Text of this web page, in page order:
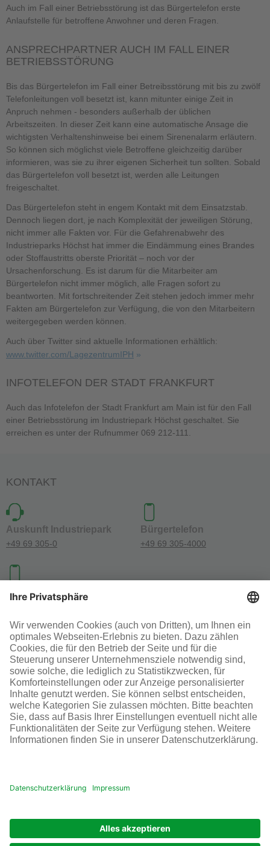
Auch im Fall einer Betriebsstörung ist das Bürgertelefon erste
Anlaufstelle für betroffene Anwohner und deren Fragen.
ANSPRECHPARTNER AUCH IM FALL EINER
BETRIEBSSTÖRUNG
Bis das Bürgertelefon im Fall einer Betreibsstörung mit bis zu zwölf
Telefonleitungen voll besetzt ist, kann mitunter einige Zeit in
Anpruch nehmen - besonders außerhalb der üblichen
Arbeitszeiten. In dieser Zeit kann eine automatische Ansage die
wichtigsten Verhaltenshinweise bei einem Sirenenalarm erläutern.
So können sich möglichst viele Betroffene gleichzeitig darüber
informieren, was sie zu ihrer eigenen Sicherheit tun sollten. Sobald
das Bürgertelefon voll besetzt ist, werden alle Leitungen
freigeschaltet.
Das Bürgertelefon steht in engem Kontakt mit dem Einsatzstab.
Dennoch liegen dort, je nach Komplexität der jeweiligen Störung,
nicht immer alle Fakten vor. Für die Gefahrenabwehr des
Industrieparks Höchst hat immer die Eindämmung eines Brandes
oder Stoffaustritts oberste Priorität – noch vor der
Ursachenforschung. Es ist darum für die Mitarbeiter am
Bürgertelefon nicht immer möglich, alle Fragen sofort zu
beantworten. Mit fortschreitender Zeit stehen jedoch immer mehr
Fakten am Bürgertelefon zur Verfügung, die von den Mitarbeitern
weitergegeben werden können.
Auch über Twitter sind aktuelle Informationen erhältlich:
www.twitter.com/LagezentrumIPH
INFOTELEFON DER STADT FRANKFURT
Auch das Infotelefon der Stadt Frankfurt am Main ist für den Fall
einer Betriebsstörung im Industriepark Höchst geschaltet. Sie
erreichen es unter der Rufnummer 069 212-111.
KONTAKT
Auskunft Industriepark
+49 69 305-0
Bürgertelefon
+49 69 305-4000
Investoren-Kontakt
+49 69 305-46300
SOCIAL MEDIA
AGB Impressum Datenschutz Cookie-Einstellungen